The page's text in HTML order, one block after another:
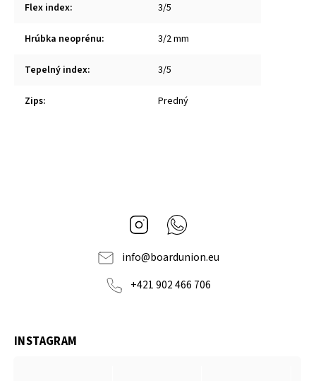
Flex index: 3/5
Hrúbka neoprénu: 3/2 mm
Tepelný index: 3/5
Zips: Predný
Instagram
info@boardunion.eu
+421 902 466 706
INSTAGRAM